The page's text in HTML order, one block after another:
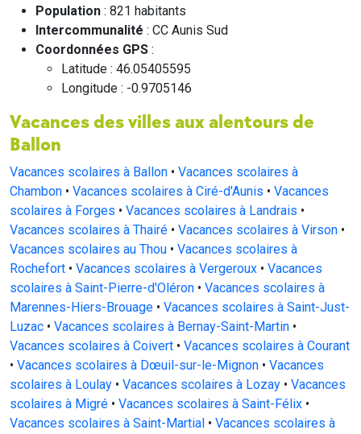
Population : 821 habitants
Intercommunalité : CC Aunis Sud
Coordonnées GPS :
Latitude : 46.05405595
Longitude : -0.9705146
Vacances des villes aux alentours de
Ballon
Vacances scolaires à Ballon • Vacances scolaires à
Chambon • Vacances scolaires à Ciré-d'Aunis • Vacances
scolaires à Forges • Vacances scolaires à Landrais •
Vacances scolaires à Thairé • Vacances scolaires à Virson •
Vacances scolaires au Thou • Vacances scolaires à
Rochefort • Vacances scolaires à Vergeroux • Vacances
scolaires à Saint-Pierre-d'Oléron • Vacances scolaires à
Marennes-Hiers-Brouage • Vacances scolaires à Saint-Just-
Luzac • Vacances scolaires à Bernay-Saint-Martin •
Vacances scolaires à Coivert • Vacances scolaires à Courant
• Vacances scolaires à Dœuil-sur-le-Mignon • Vacances
scolaires à Loulay • Vacances scolaires à Lozay • Vacances
scolaires à Migré • Vacances scolaires à Saint-Félix •
Vacances scolaires à Saint-Martial • Vacances scolaires à